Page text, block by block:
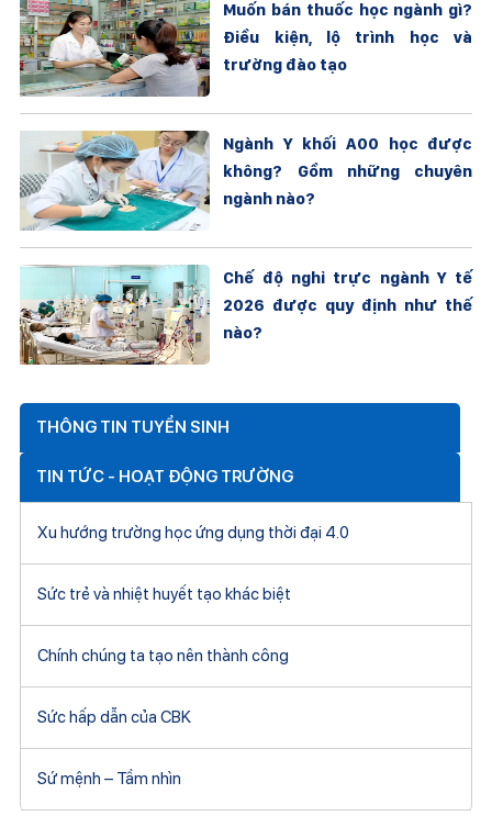
Muốn bán thuốc học ngành gì?
Điều kiện, lộ trình học và
trường đào tạo
Ngành Y khối A00 học được
không? Gồm những chuyên
ngành nào?
Chế độ nghỉ trực ngành Y tế
2026 được quy định như thế
nào?
THÔNG TIN TUYỂN SINH
TIN TỨC - HOẠT ĐỘNG TRƯỜNG
Xu hướng trường học ứng dụng thời đại 4.0
Sức trẻ và nhiệt huyết tạo khác biệt
Chính chúng ta tạo nên thành công
Sức hấp dẫn của CBK
Sứ mệnh – Tầm nhìn